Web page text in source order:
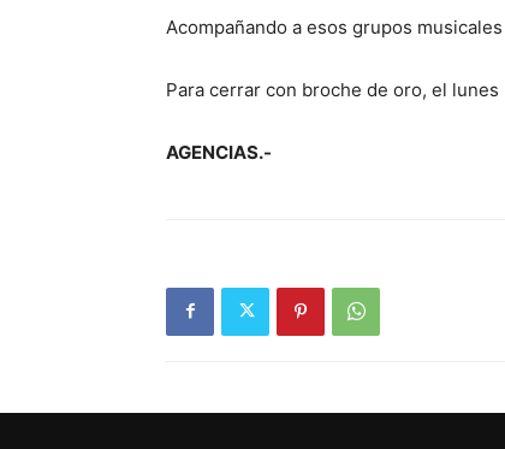
Acompañando a esos grupos
Para cerrar con broche de oro, el
AGENCIAS.-